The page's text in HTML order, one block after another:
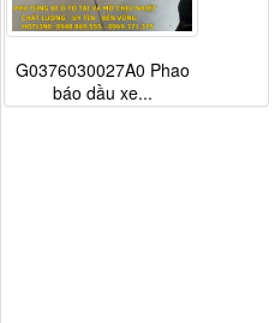
G0376030027A0 Phao
báo dầu xe...